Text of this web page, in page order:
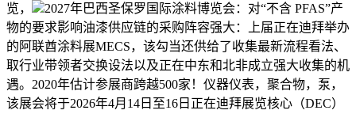
览，
2027年巴西圣保罗国际涂料博览会：对“不含 PFAS”产
物的要求影响油漆供应链的采购阵容强大：上届正在迪拜举办
的阿联酋涂料展MECS，该勾当还供给了收集最新流程看法、
取行业带领者交换设法以及正在中东和北非成立强大收集的机
遇。2020年估计参展商跨越500家！仪器仪表，聚合物，泵，
该展会将于2026年4月14日至16日正在迪拜展览核心（DEC）